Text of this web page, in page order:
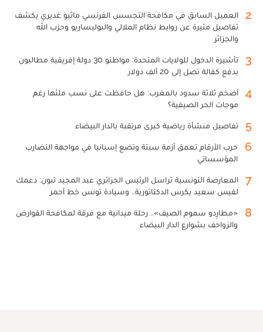
2
العميل السابق في مكافحة التجسس الفرنسي ماثيو غديري يكشف
تفاصيل مثيرة عن روابط نظام الملالي والبوليساريو وحزب الله
والجزائر
3
تأشيرة الدخول للولايات المتحدة: مواطنو 30 دولة إفريقية مطالبون
بدفع كفالة تصل إلى 20 ألف دولار
4
أضخم ثلاثة سدود بالمغرب: هل حافظت على نسب ملئها رغم
موجات الحر الصيفية؟
5 تفاصيل منشأة رياضية كبرى مرتقبة بالدار البيضاء
6
حرب الأرقام تعمق أزمة سبتة وتضع إسبانيا في مواجهة التضارب
المؤسساتي
7
المعارضة التونسية تراسل الرئيس الجزائري عبد المجيد تبون: دعمك
لقيس سعيد يكرس الدكتاتورية.. وسيادة تونس خط أحمر
8
«مطارِدو سموم الصيف».. رحلة ميدانية مع فرقة لمكافحة القوارض
والزواحف بشوارع الدار البيضاء